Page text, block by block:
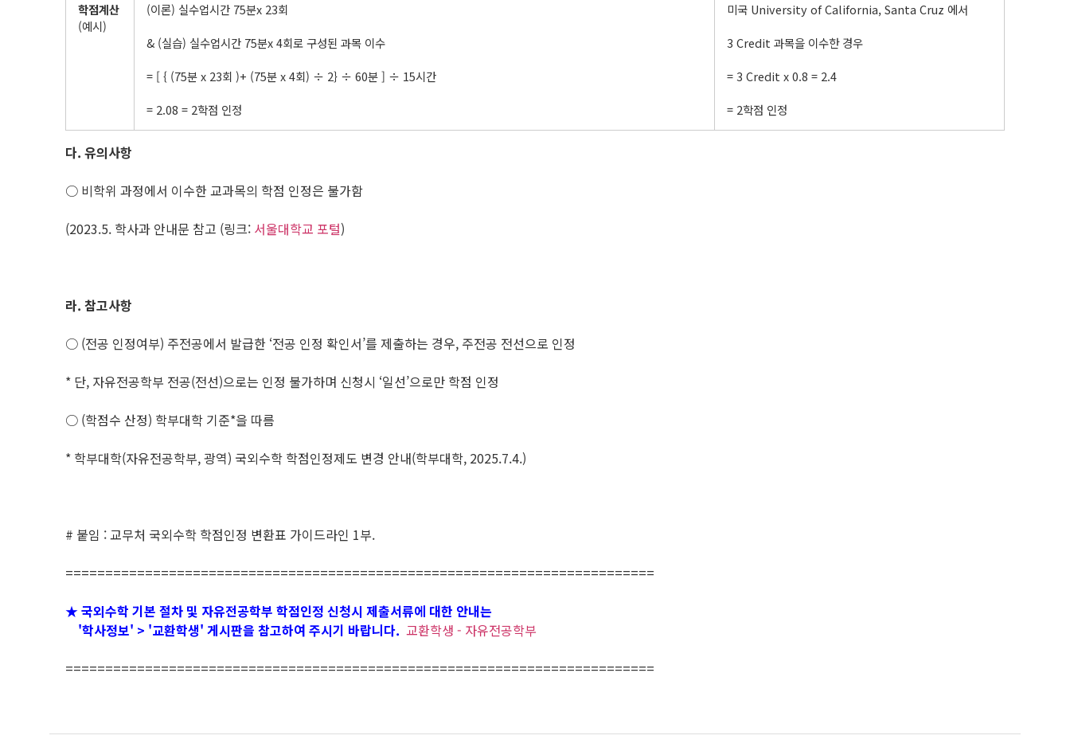
학점계산
(예시)
(이론) 실수업시간 75분x 23회
& (실습) 실수업시간 75분x 4회로 구성된 과목 이수
= [ { (75분 x 23회 )+ (75분 x 4회) ÷ 2} ÷ 60분 ] ÷ 15시간
= 2.08 = 2학점 인정
미국 University of California, Santa Cruz 에서
3 Credit 과목을 이수한 경우
= 3 Credit x 0.8 = 2.4
= 2학점 인정
다. 유의사항
○ 비학위 과정에서 이수한 교과목의 학점 인정은 불가함
(2023.5. 학사과 안내문 참고 (링크: 서울대학교 포털)
라. 참고사항
○ (전공 인정여부) 주전공에서 발급한 ‘전공 인정 확인서’를 제출하는 경우, 주전공 전선으로 인정
* 단, 자유전공학부 전공(전선)으로는 인정 불가하며 신청시 ‘일선’으로만 학점 인정
○ (학점수 산정) 학부대학 기준*을 따름
* 학부대학(자유전공학부, 광역) 국외수학 학점인정제도 변경 안내(학부대학, 2025.7.4.)
# 붙임 : 교무처 국외수학 학점인정 변환표 가이드라인 1부.
==========================================================================
★ 국외수학 기본 절차 및 자유전공학부 학점인정 신청시 제출서류에 대한 안내는
'학사정보' > '교환학생' 게시판을 참고하여 주시기 바랍니다. 교환학생 - 자유전공학부
==========================================================================